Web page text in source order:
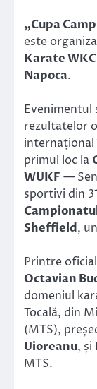
„Cupa
este
Karate WKC
Napoca.
Evenimentul
rezultatelor
internațional
primul loc la
WUKF —
sportivi din
Sheffield,
Printre
Octavian
domeniul
Tocală, din
(MTS),
Uioreanu, și
MTS.